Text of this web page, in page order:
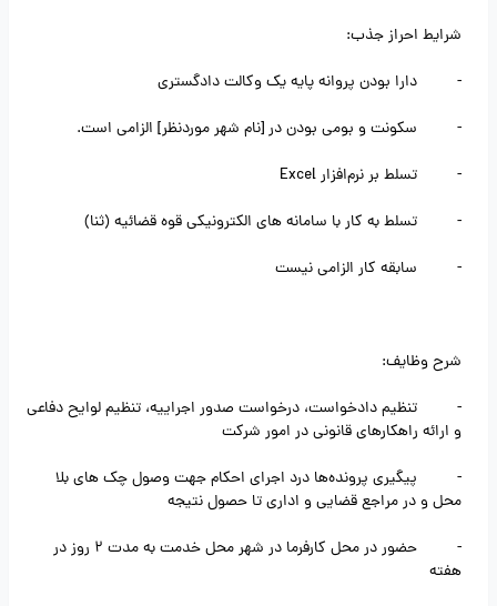
شرایط احراز جذب:
- دارا بودن پروانه پایه یک وکالت دادگستری
- سکونت و بومی بودن در [نام شهر موردنظر] الزامی است.
- تسلط بر نرم‌افزار Excel
- تسلط به کار با سامانه های الکترونیکی قوه قضائیه (ثنا)
- سابقه کار الزامی نیست
شرح وظایف:
- تنظیم دادخواست، درخواست صدور اجراییه، تنظیم لوایح دفاعی
و ارائه راهکارهای قانونی در امور شرکت
- پیگیری پرونده‌ها درد اجرای احکام جهت وصول چک های بلا
محل و در مراجع قضایی و اداری تا حصول نتیجه
- حضور در محل کارفرما در شهر محل خدمت به مدت 2 روز در
هفته